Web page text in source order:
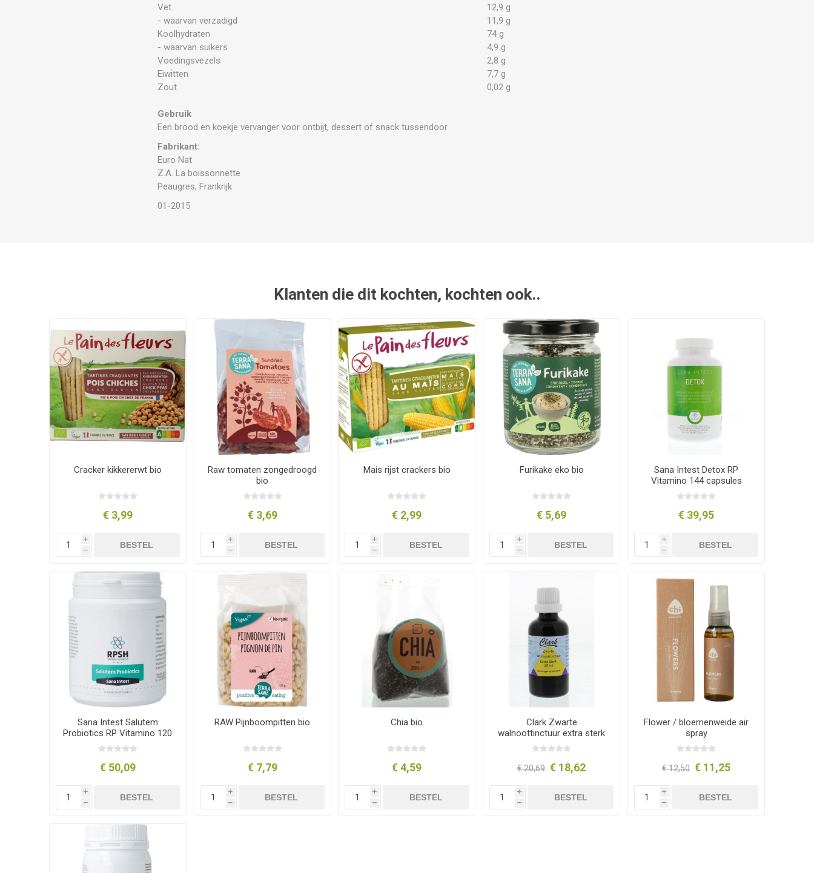
Vet
12,9 g
- waarvan verzadigd
11,9 g
Koolhydraten
74 g
- waarvan suikers
4,9 g
Voedingsvezels
2,8 g
Eiwitten
7,7 g
Zout
0,02 g
Gebruik
Een brood en koekje vervanger voor ontbijt, dessert of snack tussendoor.
Fabrikant:
Euro Nat
Z.A. La boissonnette
Peaugres, Frankrijk
01-2015
Klanten die dit kochten, kochten ook..
Cracker kikkererwt bio
€ 3,99
i
h
BESTEL
Raw tomaten zongedroogd
bio
€ 3,69
i
h
BESTEL
Mais rijst crackers bio
€ 2,99
i
h
BESTEL
Furikake eko bio
€ 5,69
i
h
BESTEL
Sana Intest Detox RP
Vitamino 144 capsules
€ 39,95
i
h
BESTEL
Sana Intest Salutem
Probiotics RP Vitamino 120
gram
€ 50,09
i
h
BESTEL
RAW Pijnboompitten bio
€ 7,79
i
h
BESTEL
Chia bio
€ 4,59
i
h
BESTEL
Clark Zwarte
walnoottinctuur extra sterk
50 ml
€ 20,69 € 18,62
i
h
BESTEL
Flower / bloemenweide air
spray
€ 12,50 € 11,25
i
h
BESTEL